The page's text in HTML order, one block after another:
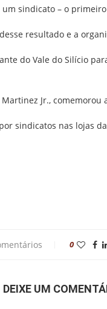
sindicato – o
resultado e a
do Vale do Silício
Jr., comemorou
sindicatos nas lojas
0
DEIXE UM